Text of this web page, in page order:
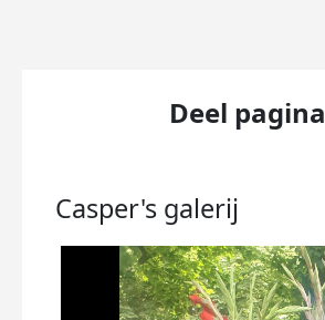
Deel pagina
Casper's galerij